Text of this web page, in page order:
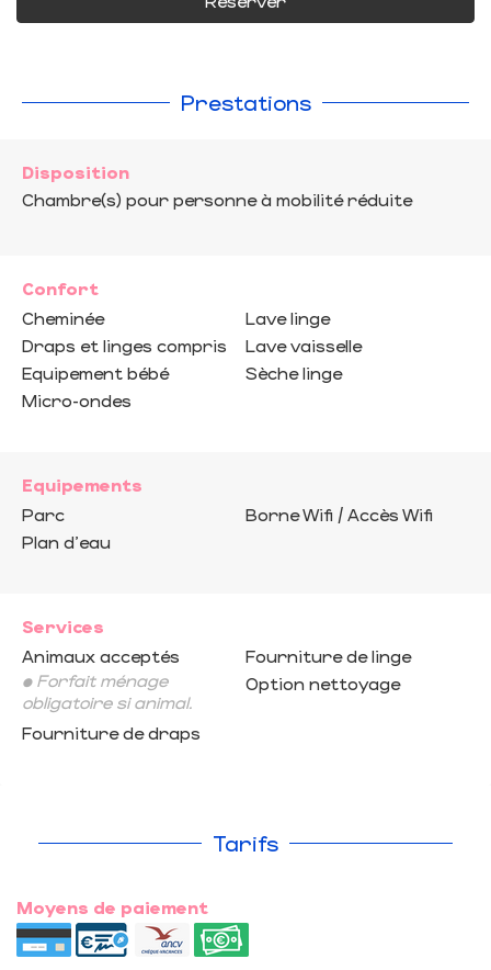
Prestations
Disposition
Chambre(s) pour personne à mobilité réduite
Confort
Cheminée
Draps et linges compris
Equipement bébé
Micro-ondes
Lave linge
Lave vaisselle
Sèche linge
Equipements
Parc
Plan d'eau
Borne Wifi / Accès Wifi
Services
Animaux acceptés
• Forfait ménage
obligatoire si animal.
Fourniture de draps
Fourniture de linge
Option nettoyage
Tarifs
Moyens de paiement